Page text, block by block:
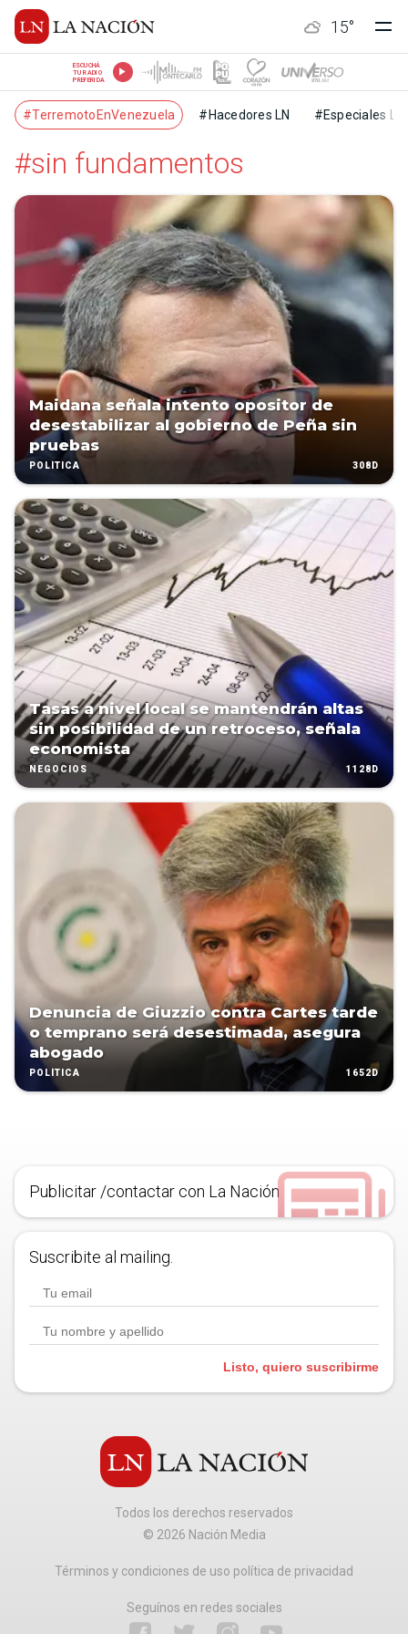
15°
ESCUCHÁ
TU RADIO
PREFERIDA
#TerremotoEnVenezuela #Hacedores LN #Especiales LN
#sin fundamentos
Maidana señala intento opositor de
desestabilizar al gobierno de Peña sin
pruebas
POLÍTICA 308D
Tasas a nivel local se mantendrán altas
sin posibilidad de un retroceso, señala
economista
NEGOCIOS 1128D
Denuncia de Giuzzio contra Cartes tarde
o temprano será desestimada, asegura
abogado
POLÍTICA 1652D
Publicitar /contactar con La Nación
Suscribite al mailing.
Listo, quiero suscribirme
Todos los derechos reservados
© 2026 Nación Media
Términos y condiciones de uso política de privacidad
Seguínos en redes sociales